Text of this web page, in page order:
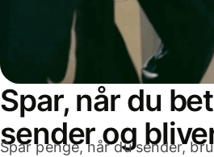
Spar, når du
sender og
Spar penge, når du sender,